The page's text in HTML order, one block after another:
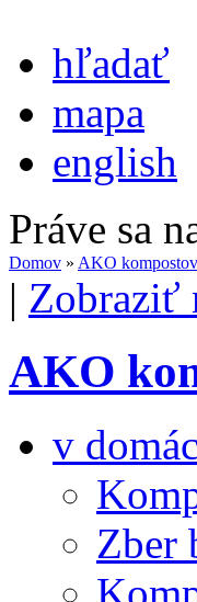
hľadať
mapa
english
Práve sa
Domov » AKO
| Zobraziť
AKO
v
Zber